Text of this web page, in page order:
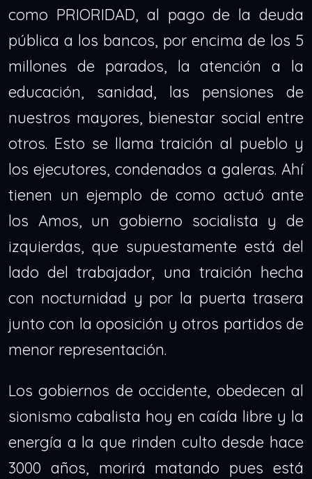
como PRIORIDAD, al pago de la deuda
pública a los bancos, por encima de los 5
millones de parados, la atención a la
educación, sanidad, las pensiones de
nuestros mayores, bienestar social entre
otros. Esto se llama traición al pueblo y
los ejecutores, condenados a galeras. Ahí
tienen un ejemplo de como actuó ante
los Amos, un gobierno socialista y de
izquierdas, que supuestamente está del
lado del trabajador, una traición hecha
con nocturnidad y por la puerta trasera
junto con la oposición y otros partidos de
menor representación.
Los gobiernos de occidente, obedecen al
sionismo cabalista hoy en caída libre y la
energía a la que rinden culto desde hace
3000 años, morirá matando pues está